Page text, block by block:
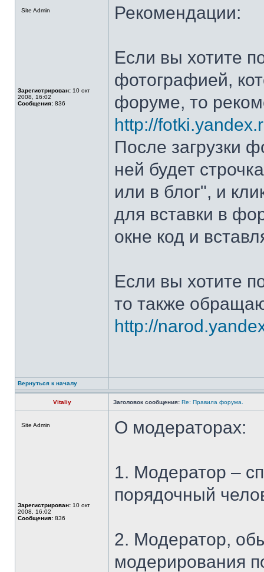
Site Admin
Зарегистрирован: 10 окт
2008, 16:02
Сообщения: 836
Рекомендации:
Если вы хотите
фотографией,
форуме, то
http://
После загрузки
ней будет
или в блог", и
для вставки в
окне код и
Если вы хотите
то также
http://
Вернуться к началу
Vitaliy Заголовок сообщения: Re: Правила форума.
Site Admin
Зарегистрирован: 10 окт
2008, 16:02
Сообщения: 836
О модераторах:
1. Модератор –
порядочный
2. Модератор,
модерирования